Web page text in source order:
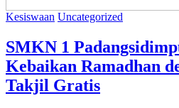
Kesiswaan Uncategorized
SMKN 1
Kebaikan Ramadhan
Takjil Gratis